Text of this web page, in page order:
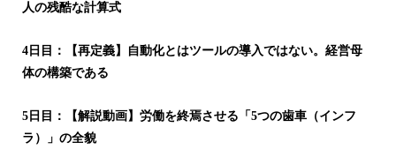
人の残酷な計算式
4日目：【再定義】自動化とはツールの導入ではない。経営母
体の構築である
5日目：【解説動画】労働を終焉させる「5つの歯車（インフ
ラ）」の全貌